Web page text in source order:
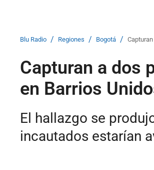
Blu Radio / Regiones / Bogotá /
Capturan a dos
en Barrios
El hallazgo se
incautados estarían